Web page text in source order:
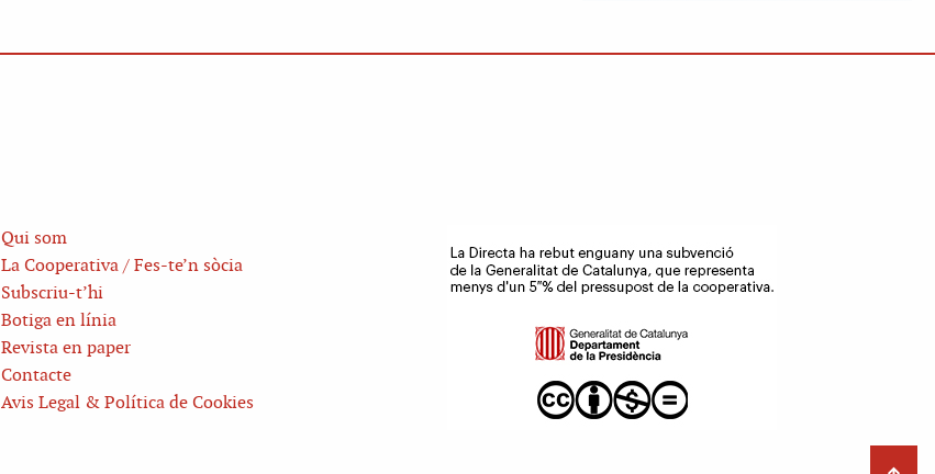
Qui som
La Cooperativa / Fes-te’n sòcia
Subscriu-t’hi
Botiga en línia
Revista en paper
Contacte
Avis Legal & Política de Cookies